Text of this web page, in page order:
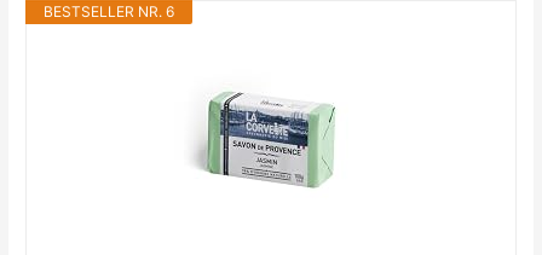
BESTSELLER NR. 6